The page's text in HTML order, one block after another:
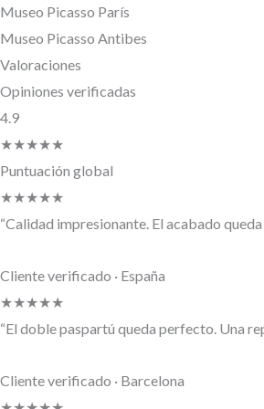
Museo Picasso París
Museo Picasso Antibes
Valoraciones
Opiniones verificadas
4.9
★★★★★
Puntuación global
★★★★★
“Calidad impresionante. El acabado
Cliente verificado · España
★★★★★
“El doble paspartú queda perfecto. Una
Cliente verificado · Barcelona